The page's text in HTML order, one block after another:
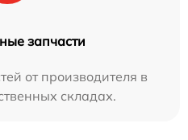
запчасти
от производителя в
складах.